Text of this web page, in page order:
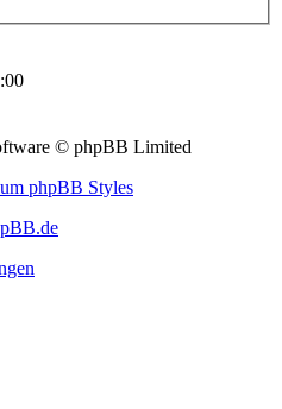
© phpBB Limited
phpBB Styles